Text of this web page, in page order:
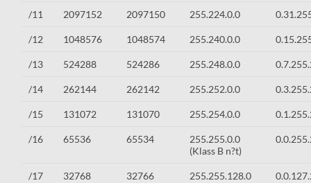
/11 2097152 2097150 255.224.0.0
/12 1048576 1048574 255.240.0.0
/13 524288 524286 255.248.0.0
/14 262144 262142 255.252.0.0
/15 131072 131070 255.254.0.0
/16 65536 65534
255.255.0.0
(Klass B n?t)
/17 32768 32766 255.255.128.0